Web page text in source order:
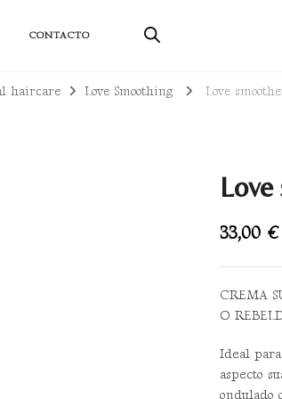
sostenibles
CONTACTO
haircare Love Smoothing Love
33,00 €
CREMA
O
Ideal
aspecto
ondulado